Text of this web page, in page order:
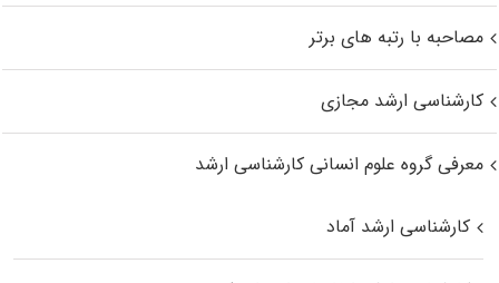
مصاحبه با رتبه های برتر
کارشناسی ارشد مجازی
معرفی گروه علوم انسانی کارشناسی ارشد
کارشناسی ارشد آماد